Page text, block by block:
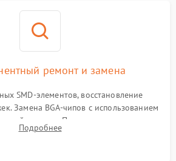
ремонт и замена
SMD-элементов, восстановление
Замена BGA-чипов с использованием
станции. Прошивка микросхемы
поврежденных портов USB
Подробнее